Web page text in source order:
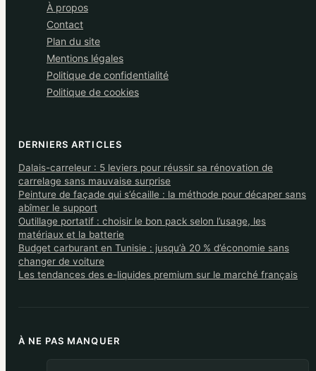
À propos
Contact
Plan du site
Mentions légales
Politique de confidentialité
Politique de cookies
DERNIERS ARTICLES
Dalais-carreleur : 5 leviers pour réussir sa rénovation de
carrelage sans mauvaise surprise
Peinture de façade qui s’écaille : la méthode pour décaper sans
abîmer le support
Outillage portatif : choisir le bon pack selon l’usage, les
matériaux et la batterie
Budget carburant en Tunisie : jusqu’à 20 % d’économie sans
changer de voiture
Les tendances des e-liquides premium sur le marché français
À NE PAS MANQUER